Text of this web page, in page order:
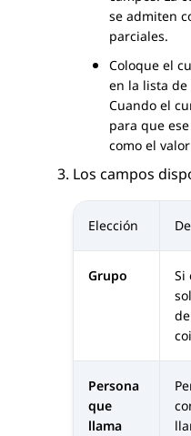
se admiten
parciales.
Coloque el
en la lista
Cuando el
para que
como el
Los campos
Elección
Grupo
Si
Persona
que
llama